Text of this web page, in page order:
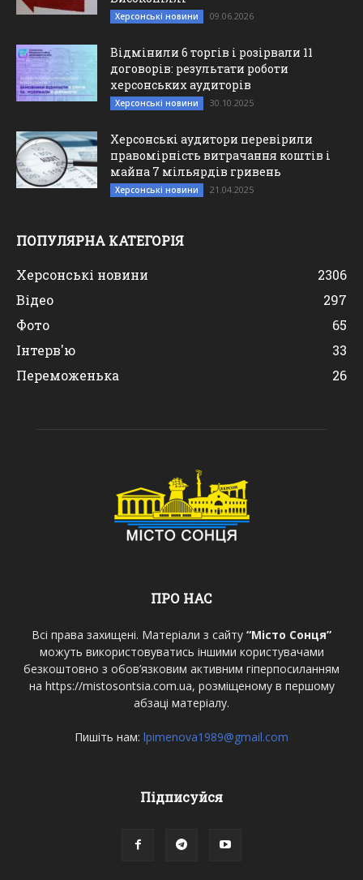
Херсонські новини 09.06.2026
Відмінили 6 торгів і розірвали 11
договорів: результати роботи
херсонських аудиторів
Херсонські новини 30.10.2025
Херсонські аудитори перевірили
правомірність витрачання коштів і
майна 7 мільярдів гривень
Херсонські новини 21.04.2025
ПОПУЛЯРНА КАТЕГОРІЯ
Херсонські новини
2306
Відео
297
Фото
65
Інтерв'ю
33
Переможенька
26
ПРО НАС
Всі права захищені. Матеріали з сайту “Місто Сонця”
можуть використовуватись іншими користувачами
безкоштовно з обов’язковим активним гіперпосиланням
на https://mistosontsia.com.ua, розміщеному в першому
абзаці матеріалу.
Пишіть нам: lpimenova1989@gmail.com
Підписуйся